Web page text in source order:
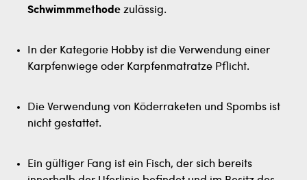
Schwimmmethode zulässig.
In der Kategorie Hobby ist die Verwendung einer
Karpfenwiege oder Karpfenmatratze Pflicht.
Die Verwendung von Köderraketen und Spombs ist
nicht gestattet.
Ein gültiger Fang ist ein Fisch, der sich bereits